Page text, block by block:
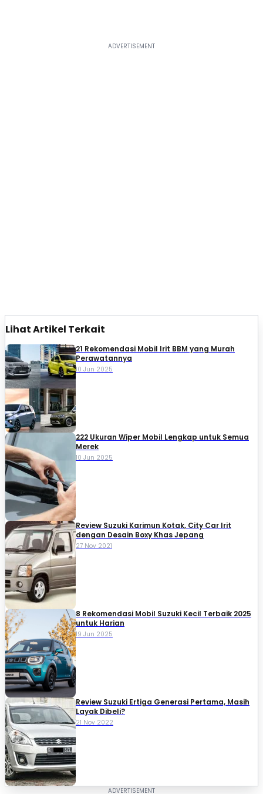
Lihat Artikel Terkait
21 Rekomendasi Mobil Irit BBM yang Murah
Perawatannya
10 Jun 2025
222 Ukuran Wiper Mobil Lengkap untuk Semua
Merek
10 Jun 2025
Review Suzuki Karimun Kotak, City Car Irit
dengan Desain Boxy Khas Jepang
27 Nov 2021
8 Rekomendasi Mobil Suzuki Kecil Terbaik 2025
untuk Harian
19 Jun 2025
Review Suzuki Ertiga Generasi Pertama, Masih
Layak Dibeli?
21 Nov 2022